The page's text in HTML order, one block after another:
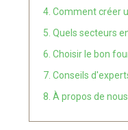
8. À propos de nous